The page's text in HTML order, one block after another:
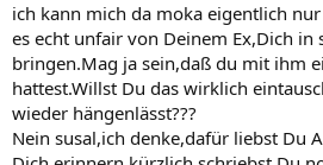
ich kann mich da moka eigentlich
es echt unfair von Deinem Ex,Dich in
bringen.Mag ja sein,daß du mit ihm
hattest.Willst Du das wirklich
wieder hängenlässt???
Nein susal,ich denke,dafür liebst Du